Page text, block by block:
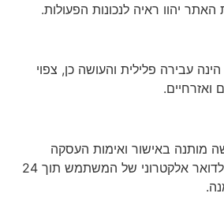
יהוו ראיה לנכונות הפעולות.
הינה עבירה פלילית והעושה כן, צפוי
ואזרחיים.
מותנה באישור ואימות העסקה
באמצעות שליחת אישור לדואר אלקטרוני של המשתמש תוך 24